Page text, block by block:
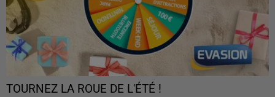
TOURNEZ LA ROUE DE L'ÉTÉ !